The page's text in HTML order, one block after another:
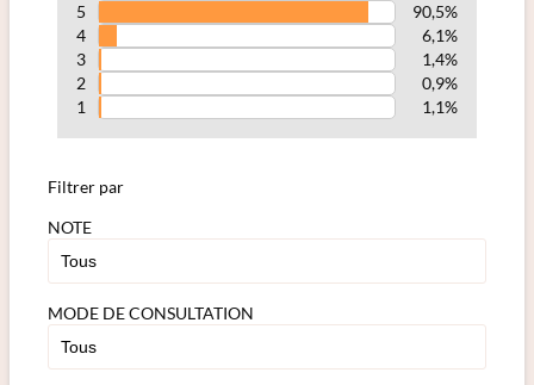
5
90,5%
4
6,1%
3
1,4%
2
0,9%
1
1,1%
Filtrer par
NOTE
MODE DE CONSULTATION